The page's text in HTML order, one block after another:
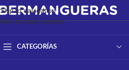
Skip to navigation
Skip to main content
CATEGORÍAS